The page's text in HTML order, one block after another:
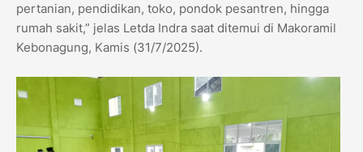
pertanian, pendidikan, toko, pondok pesantren, hingga
rumah sakit,” jelas Letda Indra saat ditemui di Makoramil
Kebonagung, Kamis (31/7/2025).